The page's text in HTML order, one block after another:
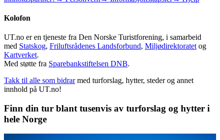
Kolofon
UT.no er en tjeneste fra Den Norske Turistforening, i samarbeid
med Statskog, Friluftsrådenes Landsforbund, Miljødirektoratet og
Kartverket.
Med støtte fra Sparebankstiftelsen DNB.
Takk til alle som bidrar med turforslag, hytter, steder og annet
innhold på UT.no!
Finn din tur blant tusenvis av turforslag og hytter i
hele Norge